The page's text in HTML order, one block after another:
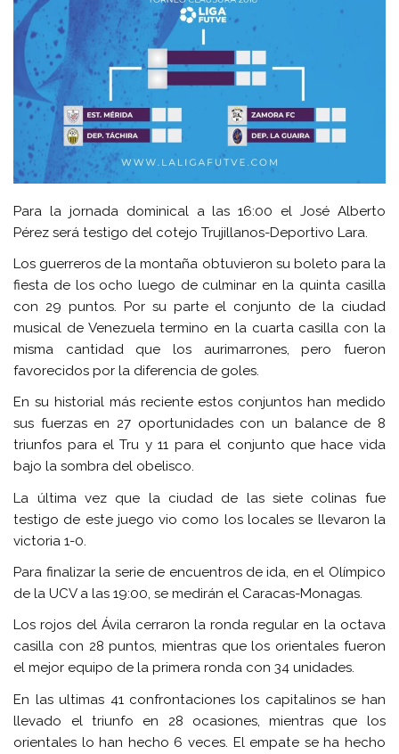
Para la jornada dominical a las 16:00 el José Alberto
Pérez será testigo del cotejo Trujillanos-Deportivo Lara.
Los guerreros de la montaña obtuvieron su boleto para la
fiesta de los ocho luego de culminar en la quinta casilla
con 29 puntos. Por su parte el conjunto de la ciudad
musical de Venezuela termino en la cuarta casilla con la
misma cantidad que los aurimarrones, pero fueron
favorecidos por la diferencia de goles.
En su historial más reciente estos conjuntos han medido
sus fuerzas en 27 oportunidades con un balance de 8
triunfos para el Tru y 11 para el conjunto que hace vida
bajo la sombra del obelisco.
La última vez que la ciudad de las siete colinas fue
testigo de este juego vio como los locales se llevaron la
victoria 1-0.
Para finalizar la serie de encuentros de ida, en el Olímpico
de la UCV a las 19:00, se medirán el Caracas-Monagas.
Los rojos del Ávila cerraron la ronda regular en la octava
casilla con 28 puntos, mientras que los orientales fueron
el mejor equipo de la primera ronda con 34 unidades.
En las ultimas 41 confrontaciones los capitalinos se han
llevado el triunfo en 28 ocasiones, mientras que los
orientales lo han hecho 6 veces. El empate se ha hecho